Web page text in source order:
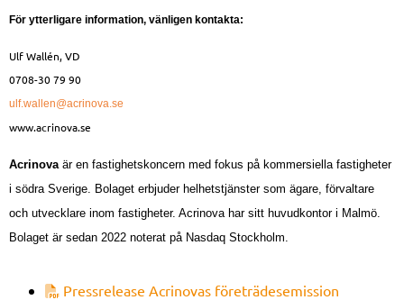
För ytterligare information, vänligen kontakta:
Ulf Wallén, VD
0708-30 79 90
ulf.wallen@acrinova.se
www.acrinova.se
Acrinova är en fastighetskoncern med fokus på kommersiella fastigheter
i södra Sverige. Bolaget erbjuder helhetstjänster som ägare, förvaltare
och utvecklare inom fastigheter. Acrinova har sitt huvudkontor i Malmö.
Bolaget är sedan 2022 noterat på Nasdaq Stockholm.
Pressrelease Acrinovas företrädesemission